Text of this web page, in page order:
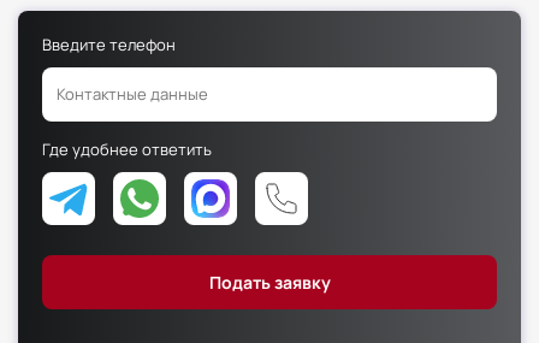
Факультет физической культуры и спорта
Юридический факультет
Факультет менеджмента и экономики
Факультет рекламы и связей с общественностью
Введите телефон
Где удобнее ответить